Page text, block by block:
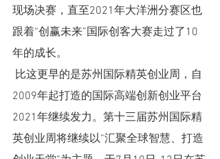
现场决赛，直至2021年大洋洲分赛区也
跟着“创赢未来”国际创客大赛走过了10
年的成长。
2009年起打造的国际高端创新创业平台
2021年继续发力。第十三届苏州国际精
英创业周将继续以“汇聚全球智慧、打造